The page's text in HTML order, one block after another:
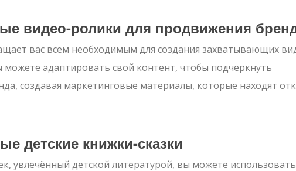
видео-ролики для продвижения
вас всем необходимым для создания захватывающих
адаптировать свой контент, чтобы подчеркнуть
создавая маркетинговые материалы, которые находят
детские книжки-сказки
увлечённый детской литературой, вы можете